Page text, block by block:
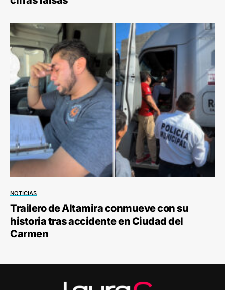
NOTICIAS
Trailero de Altamira conmueve con su
historia tras accidente en Ciudad del
Carmen